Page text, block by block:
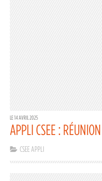
LE 14 AVRIL 2025
APPLI CSEE :
CSEE APPLI